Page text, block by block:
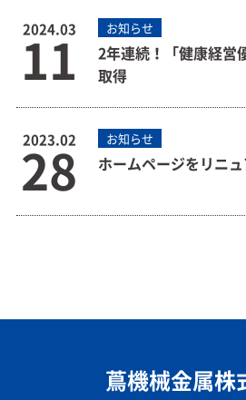
2024.03
11 お知らせ
2年連続！「健康経営
取得
2023.02
28 お知らせ
ホームページをリニ
蔦機械金属株